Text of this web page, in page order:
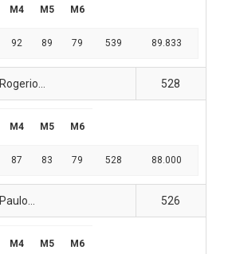
M4 M5 M6
92 89 79 539 89.833
Rogerio... 528
M4 M5 M6
87 83 79 528 88.000
Paulo... 526
M4 M5 M6